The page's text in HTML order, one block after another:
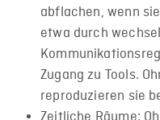
abflachen, wenn
etwa durch
Zugang zu Tools.
reproduzieren sie